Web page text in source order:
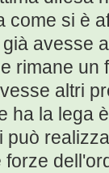
come si è
avesse
rimane un
altri
ha la lega